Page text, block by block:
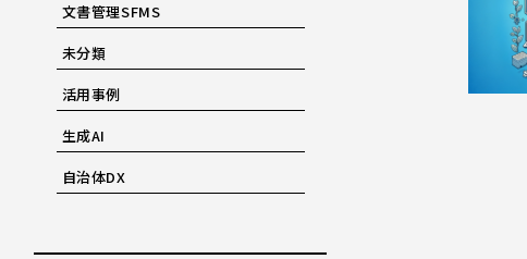
文書管理SFMS
未分類
活用事例
生成AI
自治体DX